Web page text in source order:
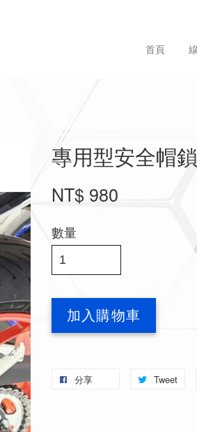
首頁
專用型安全帽
NT$ 980
數量
加入購物車
分享 Tweet